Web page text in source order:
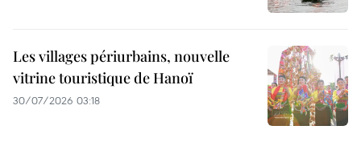
Les villages périurbains, nouvelle
vitrine touristique de Hanoï
30/07/2026 03:18